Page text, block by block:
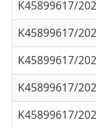
首页 上一页
共 50 条 /